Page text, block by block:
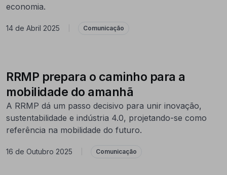
economia.
14 de Abril 2025 Comunicação
RRMP prepara o caminho para a
mobilidade do amanhã
A RRMP dá um passo decisivo para unir inovação,
sustentabilidade e indústria 4.0, projetando-se como
referência na mobilidade do futuro.
16 de Outubro 2025 Comunicação